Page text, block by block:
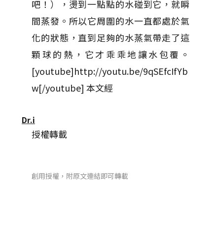
吧！），燙到一點點的水碰到它，就瞬
間蒸發。所以它周圍的水一直都處於氣
化的狀態，直到足夠的水蒸氣帶走了這
顆球的熱，它才乖乖地讓水包覆。
[youtube]http://youtu.be/9qSEfcIfYb
w[/youtube] 本文經
Dr.i
授權轉載
創用授權，附原文連結即可轉載